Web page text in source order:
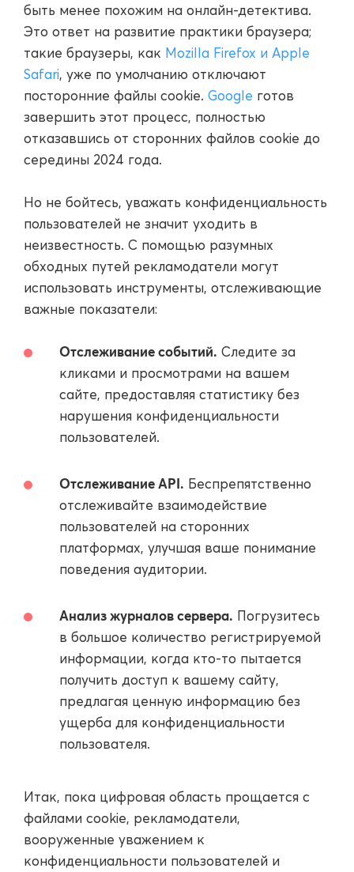
быть менее похожим на онлайн-детектива.
Это ответ на развитие практики браузера;
такие браузеры, как Mozilla Firefox и Apple
Safari, уже по умолчанию отключают
посторонние файлы cookie. Google готов
завершить этот процесс, полностью
отказавшись от сторонних файлов cookie до
середины 2024 года.
Но не бойтесь, уважать конфиденциальность
пользователей не значит уходить в
неизвестность. С помощью разумных
обходных путей рекламодатели могут
использовать инструменты, отслеживающие
важные показатели:
Отслеживание событий. Следите за
кликами и просмотрами на вашем
сайте, предоставляя статистику без
нарушения конфиденциальности
пользователей.
Отслеживание API. Беспрепятственно
отслеживайте взаимодействие
пользователей на сторонних
платформах, улучшая ваше понимание
поведения аудитории.
Анализ журналов сервера. Погрузитесь
в большое количество регистрируемой
информации, когда кто-то пытается
получить доступ к вашему сайту,
предлагая ценную информацию без
ущерба для конфиденциальности
пользователя.
Итак, пока цифровая область прощается с
файлами cookie, рекламодатели,
вооруженные уважением к
конфиденциальности пользователей и